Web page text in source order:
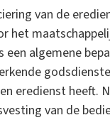
van de
een algemene
eredienst heeft.
van de